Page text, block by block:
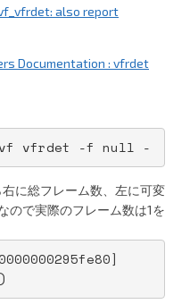
also report
Documentation : vfrdet
vf vfrdet -f null -
に総フレーム数、左に可変
ので実際のフレーム数は1を